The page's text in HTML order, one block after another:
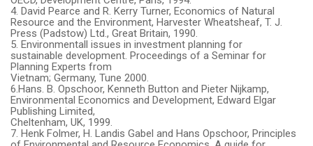
4. David Pearce and R. Kerry Turner, Economics of Natural
Resource and the Environment, Harvester Wheatsheaf, T. J.
Press (Padstow) Ltd., Great Britain, 1990.
5. Environmentall issues in investment planning for
sustainable development. Proceedings of a Seminar for
Planning Experts from
Vietnam; Germany, Tune 2000.
6.Hans. B. Opschoor, Kenneth Button and Pieter Nijkamp,
Environmental Economics and Development, Edward Elgar
Publishing Limited,
Cheltenham, UK, 1999.
7. Henk Folmer, H. Landis Gabel and Hans Opschoor, Principles